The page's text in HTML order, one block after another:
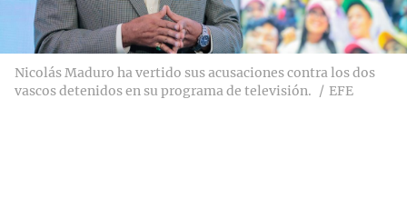
Nicolás Maduro ha vertido sus acusaciones contra los dos
vascos detenidos en su programa de televisión.
EFE